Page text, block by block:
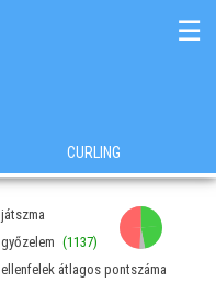
☰
CURLING
játszma
győzelem (1137)
ellenfelek átlagos pontszáma